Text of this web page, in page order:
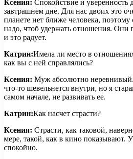
Ксения: Спокойствие и уверенность
завтрашнем дне. Для нас двоих это
планете нет ближе человека,
надо, чтоб удержать отношения. Они
и это радует.
Катрин:Имела ли место в
как вы с ней справлялись?
Ксения: Муж абсолютно
что-то шевельнется внутри, но я
самом начале, не развивать ее.
Катрин:Как насчет страсти?
Ксения: Страсти, как таковой,
мере, такой, как в кино показывают.
спокойно.